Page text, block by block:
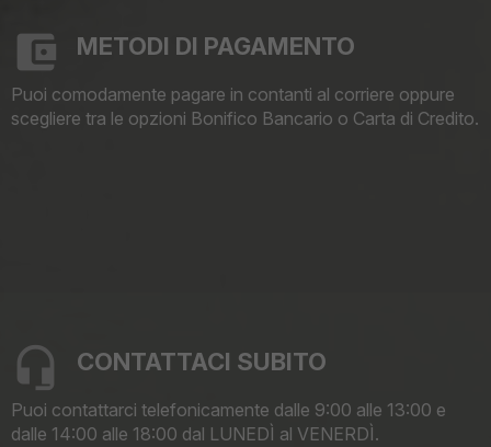
METODI DI PAGAMENTO
Puoi comodamente pagare in contanti al corriere oppure
scegliere tra le opzioni Bonifico Bancario o Carta di Credito.
CONTATTACI SUBITO
Puoi contattarci telefonicamente dalle 9:00 alle 13:00 e
dalle 14:00 alle 18:00 dal LUNEDÌ al VENERDÌ.